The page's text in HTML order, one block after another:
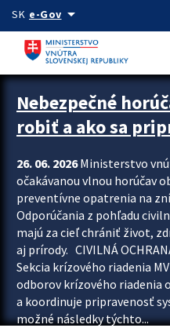
Preskocit na hlavný obsah
SK e-Govarrow_drop_down
Zastavit automatický posun
Nebezpečné
robiť a ako sa
26. 06. 2026Ministerstvo
očakávanou vlnou horúčav
preventívne opatrenia na
Odporúčania z pohľadu
majú za cieľ chrániť život,
aj prírody. CIVILNÁ
Sekcia krízového riadenia
odborov krízového riadenia
a koordinuje pripravenosť
možné následky týchto...